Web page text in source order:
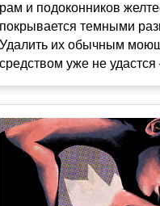
рам и подоконников
покрывается темными
Удалить их обычным
средством уже не